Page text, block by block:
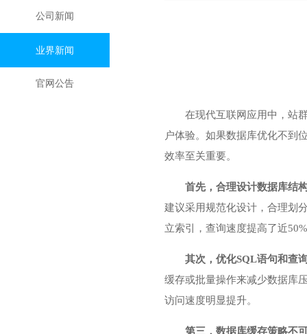
公司新闻
业界新闻
官网公告
在现代互联网应用中，站
户体验。如果数据库优化不到
效率至关重要。
首先，合理设计数据库结
建议采用规范化设计，合理划
立索引，查询速度提高了近
其次，优化SQL语句和查
缓存或批量操作来减少数据库
访问速度明显提升。
第三，数据库缓存策略不